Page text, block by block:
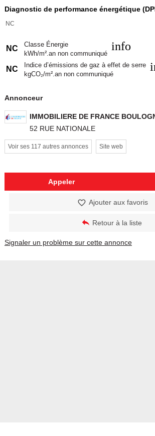
Diagnostic de performance énergétique
NC
NC
Classe Énergie
kWh/m².an non communiqué
info
NC
Indice d’émissions de gaz à effet de serre
kgCO₂/m².an non communiqué
Annonceur
IMMOBILIERE DE FRANCE
52 RUE NATIONALE
Voir ses 117 autres annonces Site web
Appeler
Ajouter aux favoris
Retour à la liste
Signaler un problème sur cette annonce